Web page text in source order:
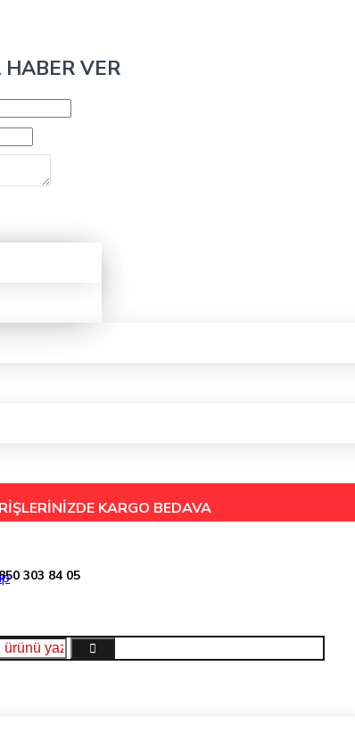
VER
KARGO BEDAVA
303 84 05